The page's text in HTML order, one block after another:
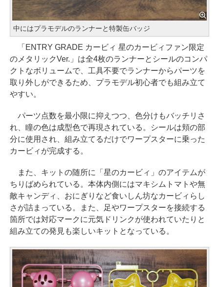
中にはプラモデルのランナーと特製缶バッジ
「ENTRY GRADE カービィ 星のカービィファン限定
のメタリックVer.」は全4枚のランナーとシールのコンパ
クトなボリュームで、工具不要でランナーからパーツを
取り外しができるため、プラモデル初心者でも組み立て
やすい。
パーツ点数を最小限に抑えつつ、色分けもバッチリさ
れ、瞳の色は成型色で再現されている。シールは頬の部
分に使用され、組み立てるだけでワープスターに乗った
カービィが完成する。
また、キットの随所に「星のカービィ」のアイテムが
ちりばめられている。本体内側にはマキシムトマトや無
敵キャンディ、おにぎりなど食いしん坊なカービィらし
さが詰まっている。また、足やワープスターを接続する
箇所では対応マークに元気ドリンクが使われていたりと
組み立ての発見も楽しいキットとなっている。